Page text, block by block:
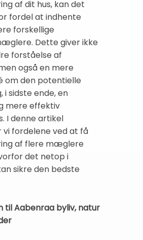
af dit hus, kan det
fordel at indhente
forskellige
Dette giver ikke
forståelse af
også en mere
om den potentielle
i sidste ende, en
mere effektiv
I denne artikel
vi fordelene ved at få
af flere mæglere
det netop i
sikre den bedste
til Aabenraa byliv, natur